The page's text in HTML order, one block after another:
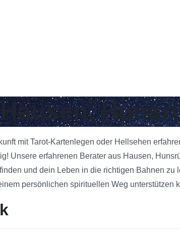
mit Tarot-Kartenlegen oder Hellsehen
Unsere erfahrenen Berater aus Hausen,
und dein Leben in die richtigen Bahnen zu
persönlichen spirituellen Weg unterstützen